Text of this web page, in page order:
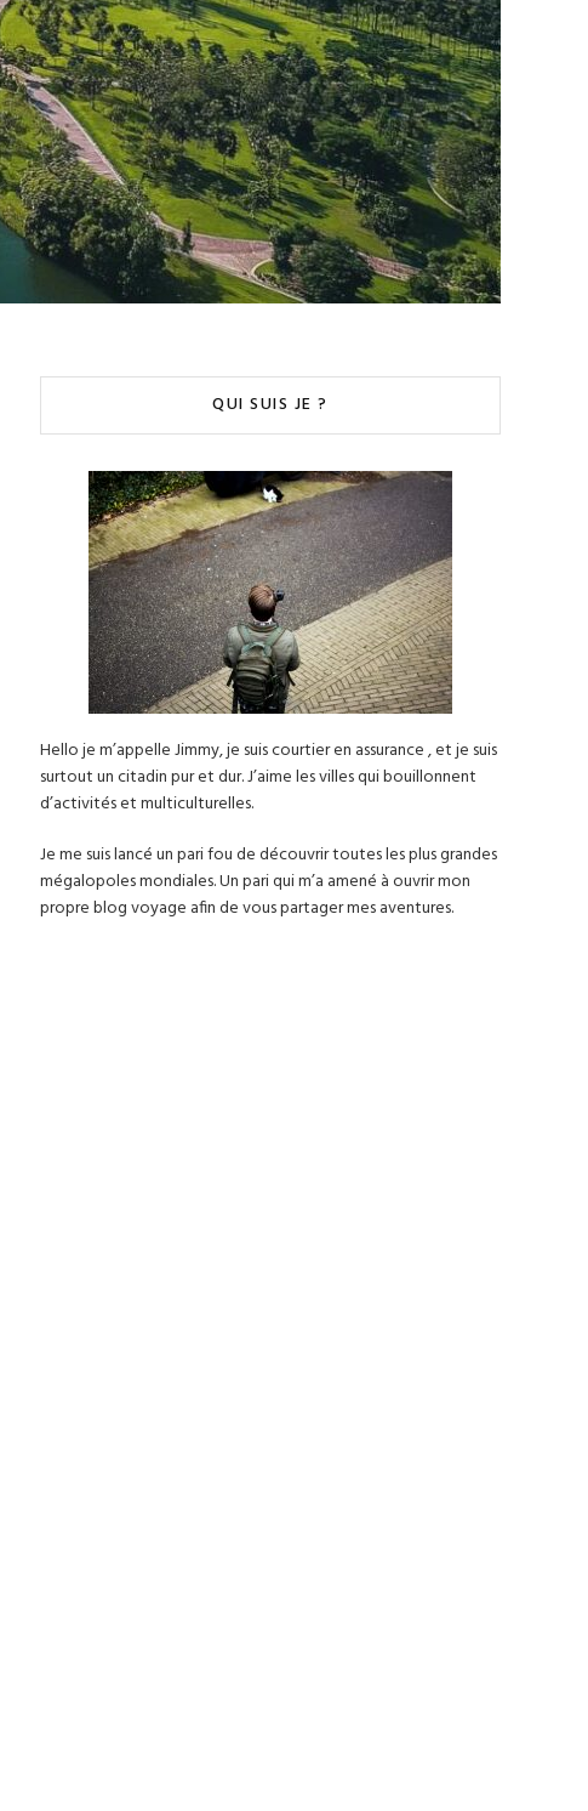
QUI SUIS JE ?
Hello je m’appelle Jimmy, je suis courtier en assurance , et je suis
surtout un citadin pur et dur. J’aime les villes qui bouillonnent
d’activités et multiculturelles.
Je me suis lancé un pari fou de découvrir toutes les plus grandes
mégalopoles mondiales. Un pari qui m’a amené à ouvrir mon
propre blog voyage afin de vous partager mes aventures.